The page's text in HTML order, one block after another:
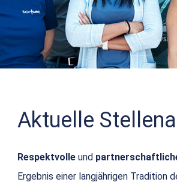
Aktuelle
Respektvolle und
Ergebnis einer langjährigen Tradition